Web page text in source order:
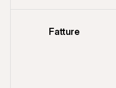
Fatture